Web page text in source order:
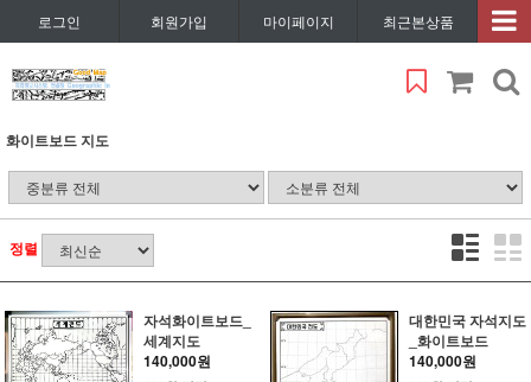
로그인 회원가입 마이페이지 최근본상품
화이트보드 지도
정렬
자석화이트보드_
세계지도
140,000원
대한민국 자석지도
_화이트보드
140,000원